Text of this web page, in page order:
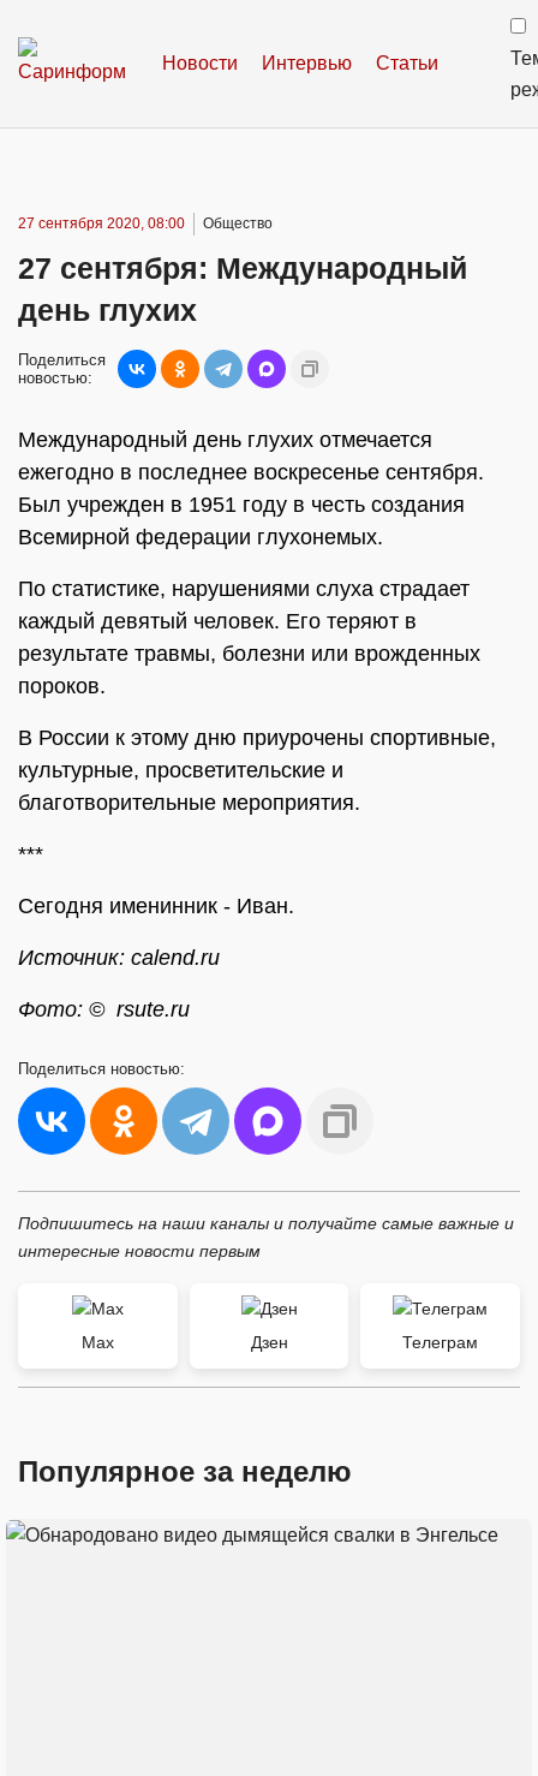
Новости Интервью Статьи
27 сентября 2020, 08:00 Общество
27 сентября: Международный
день глухих
Поделиться
новостью:
Международный день глухих отмечается
ежегодно в последнее воскресенье сентября.
Был учрежден в 1951 году в честь создания
Всемирной федерации глухонемых.
По статистике, нарушениями слуха страдает
каждый девятый человек. Его теряют в
результате травмы, болезни или врожденных
пороков.
В России к этому дню приурочены спортивные,
культурные, просветительские и
благотворительные мероприятия.
***
Сегодня именинник - Иван.
Источник: calend.ru
Фото: © rsute.ru
Поделиться новостью:
Подпишитесь на наши каналы и получайте самые важные и
интересные новости первым
Max Дзен Телеграм
Популярное за неделю